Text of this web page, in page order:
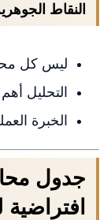
النقاط
ليس كل
التحليل
الخبرة
جدول